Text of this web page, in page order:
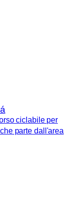
ciclabile per
parte dall'area